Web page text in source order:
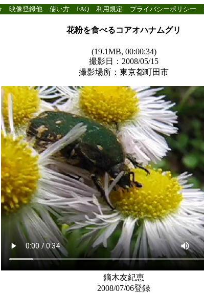
映像登録他 使い方 FAQ 利用規定 プライバシーポリシー
花粉を食べるコアオハナムグリ
(19.1MB, 00:00:34)
撮影日：2008/05/15
撮影場所：東京都町田市
鏑木友紀恵
2008/07/06登録